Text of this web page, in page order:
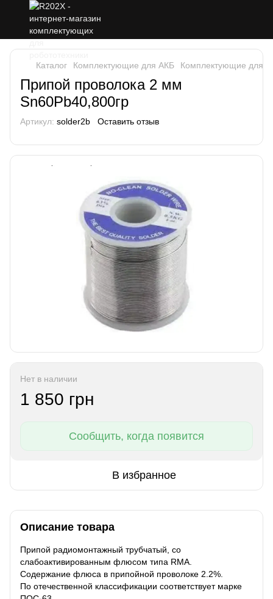
Каталог Комплектующие для АКБ Комплектующие для
Припой проволока 2 мм
Sn60Pb40,800гр
Артикул: solder2b Оставить отзыв
Нет в наличии
1 850 грн
Сообщить, когда появится
В избранное
Описание товара
Припой радиомонтажный трубчатый, со
слабоактивированным флюсом типа RMA.
Содержание флюса в припойной проволоке 2.2%.
По отечественной классификации соответствует марке